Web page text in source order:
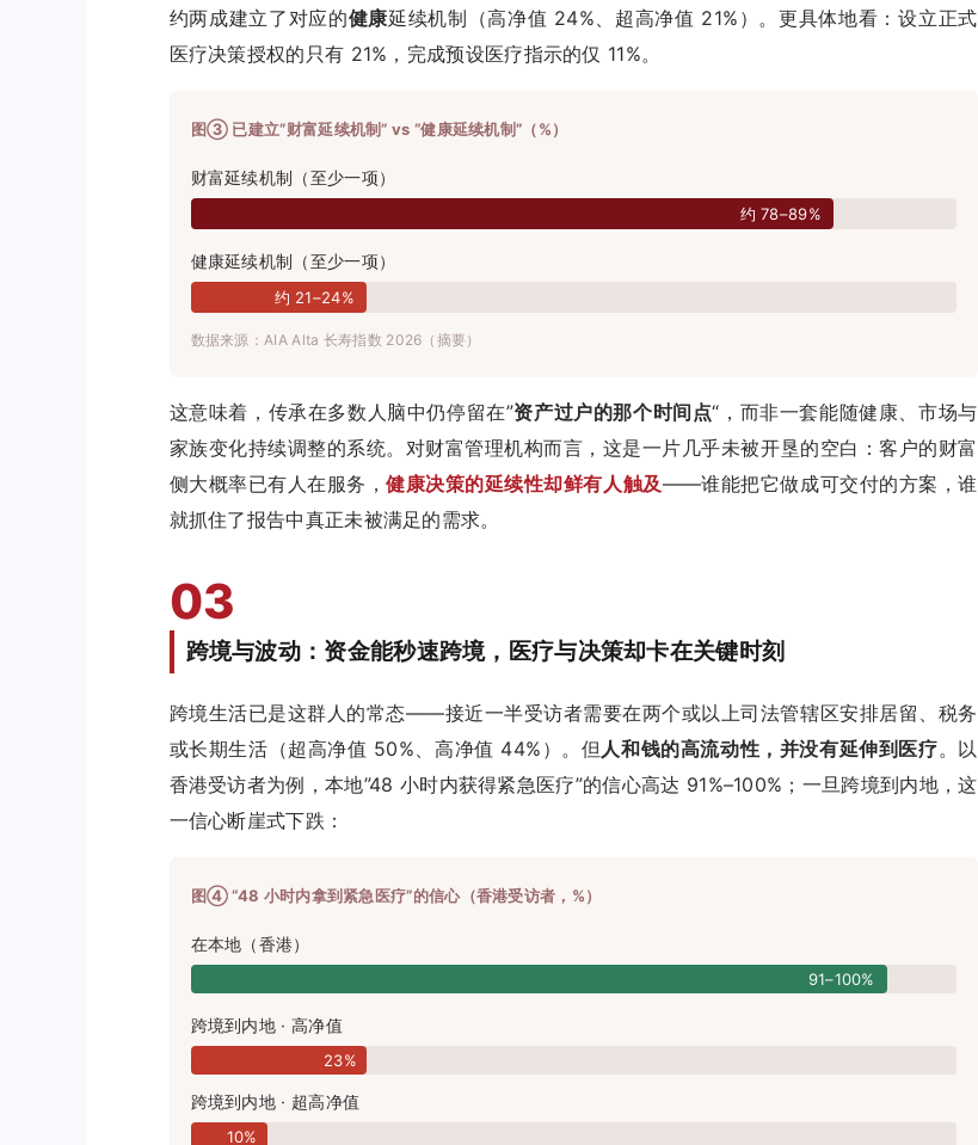
约两成建立了对应的健康延续机制（高净值 24%、超高净值 21%）。更具体地看：设立正式
医疗决策授权的只有 21%，完成预设医疗指示的仅 11%。
图③ 已建立”财富延续机制” vs “健康延续机制”（%）
财富延续机制（至少一项）
约 78–89%
健康延续机制（至少一项）
约 21–24%
数据来源：AIA Alta 长寿指数 2026（摘要）
这意味着，传承在多数人脑中仍停留在”资产过户的那个时间点“，而非一套能随健康、市场与
家族变化持续调整的系统。对财富管理机构而言，这是一片几乎未被开垦的空白：客户的财富
侧大概率已有人在服务，健康决策的延续性却鲜有人触及——谁能把它做成可交付的方案，谁
就抓住了报告中真正未被满足的需求。
03
跨境与波动：资金能秒速跨境，医疗与决策却卡在关键时刻
跨境生活已是这群人的常态——接近一半受访者需要在两个或以上司法管辖区安排居留、税务
或长期生活（超高净值 50%、高净值 44%）。但 人和钱的高流动性，并没有延伸到医疗。以
香港受访者为例，本地”48 小时内获得紧急医疗”的信心高达 91%–100%；一旦跨境到内地，这
一信心断崖式下跌：
图④ “48 小时内拿到紧急医疗”的信心（香港受访者，%）
在本地（香港）
91–100%
跨境到内地 · 高净值
23%
跨境到内地 · 超高净值
10%